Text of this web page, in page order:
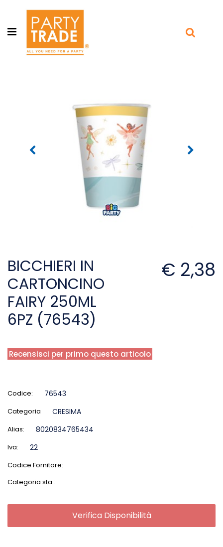
Open menu
BICCHIERI IN
CARTONCINO
FAIRY 250ML
6PZ (76543)
€ 2,38
Recensisci per primo questo articolo
Codice: 76543
Categoria CRESIMA
Alias: 8020834765434
Iva: 22
Codice Fornitore:
Categoria sta.:
Verifica Disponibilità